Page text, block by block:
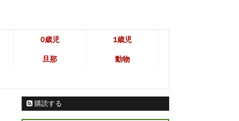
0歳児 1歳児
旦那 動物
購読する